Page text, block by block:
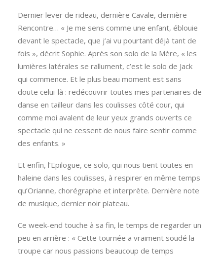
Dernier lever de rideau, dernière Cavale, dernière
Rencontre… « Je me sens comme une enfant, éblouie
devant le spectacle, que j’ai vu pourtant déjà tant de
fois », décrit Sophie. Après son solo de la Mère, « les
lumières latérales se rallument, c’est le solo de Jack
qui commence. Et le plus beau moment est sans
doute celui-là : redécouvrir toutes mes partenaires de
danse en tailleur dans les coulisses côté cour, qui
comme moi avalent de leur yeux grands ouverts ce
spectacle qui ne cessent de nous faire sentir comme
des enfants. »
Et enfin, l’Epilogue, ce solo, qui nous tient toutes en
haleine dans les coulisses, à respirer en même temps
qu’Orianne, chorégraphe et interprète. Dernière note
de musique, dernier noir plateau.
Ce week-end touche à sa fin, le temps de regarder un
peu en arrière : « Cette tournée a vraiment soudé la
troupe car nous passions beaucoup de temps